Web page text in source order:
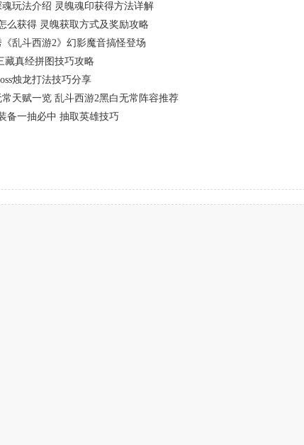
玩法介绍 灵魄魂印获得方法详解
么获得 灵魄获取方式及奖励攻略
乱斗西游2》幻影魔音搞怪登场
藏真经拼图技巧攻略
烛龙打法技巧分享
天赋一览 乱斗西游2黑白无常阵容推荐
备一抽必中 抽取英雄技巧